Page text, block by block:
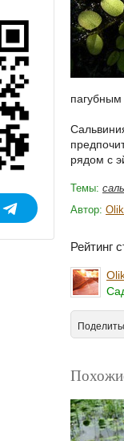
пагубным
рядом с
Темы:
Автор:
Рейтинг